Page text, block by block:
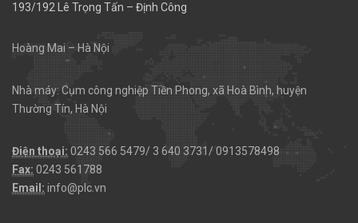
193/192 Lê Trọng Tấn – Định Công
Hoàng Mai – Hà Nội
Nhà máy: Cụm công nghiệp Tiền Phong, xã Hoà Bình, huyện
Thường Tín, Hà Nội
Điện thoại: 0243 566 5479/ 3 640 3731/ 0913578498
Fax: 0243 561788
Email: info@plc.vn